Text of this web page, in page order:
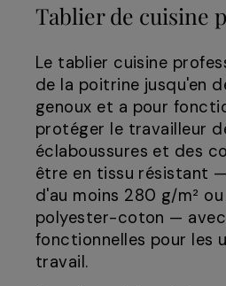
Tablier de cuisine
Le tablier cuisine
de la poitrine jusqu'en
genoux et a pour
protéger le travailleur
éclaboussures et des
être en tissu résistant
d'au moins 280 g/m²
polyester-coton —
fonctionnelles pour les
travail.